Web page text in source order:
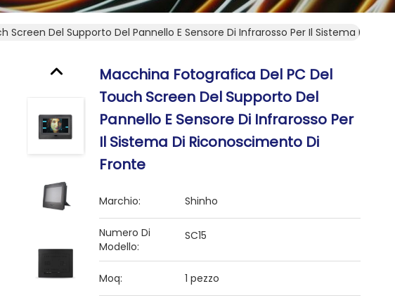
Screen Del Supporto Del Pannello E Sensore Di Infrarosso Per Il Sistema Di
Macchina Fotografica Del PC Del
Touch Screen Del Supporto Del
Pannello E Sensore Di Infrarosso Per
Il Sistema Di Riconoscimento Di
Fronte
Marchio: Shinho
Numero Di
Modello:
SC15
Moq: 1 pezzo